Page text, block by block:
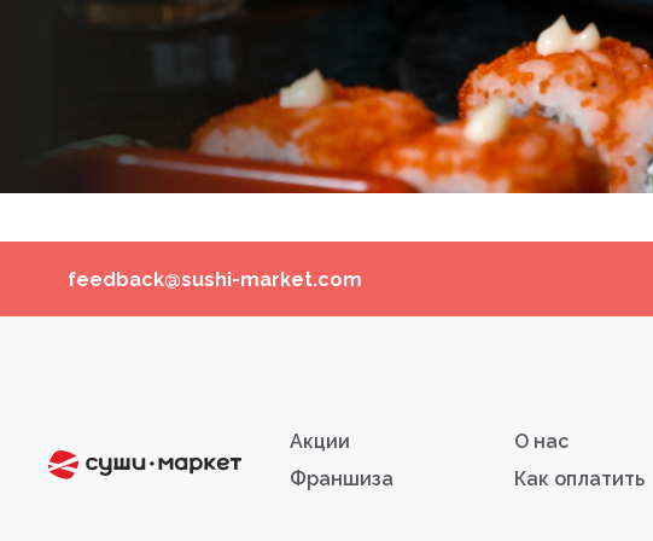
feedback@sushi-market.com
Акции О нас
Франшиза
Как оплатить